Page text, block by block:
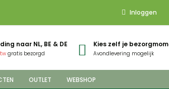
Inloggen
naar NL, BE & DE
gratis bezorgd
Kies zelf je
Avondlevering mogelijk
OUTLET WEBSHOP